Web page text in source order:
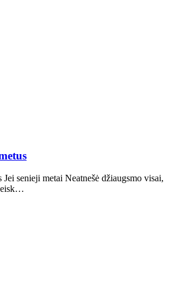
Jei senieji metai Neatnešė džiaugsmo visai,